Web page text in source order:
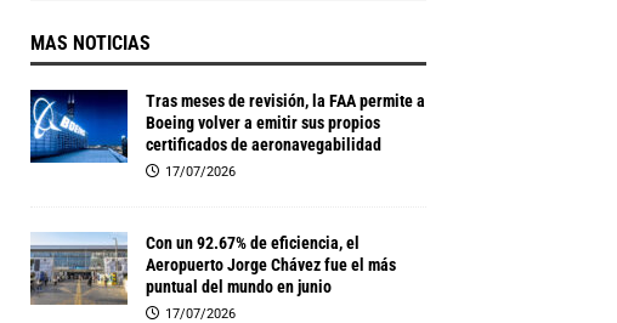
MAS NOTICIAS
Tras meses de revisión, la FAA permite a
Boeing volver a emitir sus propios
certificados de aeronavegabilidad
17/07/2026
Con un 92.67% de eficiencia, el
Aeropuerto Jorge Chávez fue el más
puntual del mundo en junio
17/07/2026